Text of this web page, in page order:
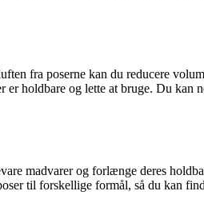
fra poserne kan du reducere
holdbare og lette at bruge. Du kan
madvarer og forlænge deres
til forskellige formål, så du kan